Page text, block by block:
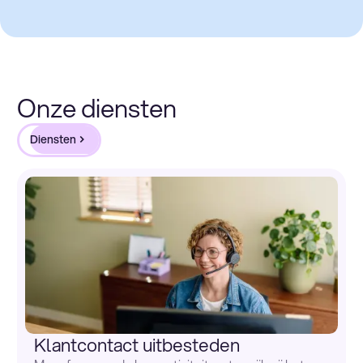
Onze diensten
Diensten
Klantcontact uitbesteden